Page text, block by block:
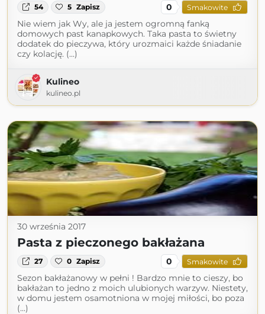
54 5 Zapisz 0 Smakowite
Nie wiem jak Wy, ale ja jestem ogromną fanką
domowych past kanapkowych. Taka pasta to świetny
dodatek do pieczywa, który urozmaici każde śniadanie
czy kolację. (...)
Kulineo
kulineo.pl
30 września 2017
Pasta z pieczonego bakłażana
27 0 Zapisz 0 Smakowite
Sezon bakłażanowy w pełni ! Bardzo mnie to cieszy, bo
bakłażan to jedno z moich ulubionych warzyw. Niestety,
w domu jestem osamotniona w mojej miłości, bo poza
(...)